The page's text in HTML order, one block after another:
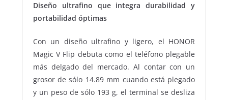
Diseño ultrafino que integra durabilidad y
portabilidad óptimas
Con un diseño ultrafino y ligero, el HONOR
Magic V Flip debuta como el teléfono plegable
más delgado del mercado. Al contar con un
grosor de sólo 14.89 mm cuando está plegado
y un peso de sólo 193 g, el terminal se desliza